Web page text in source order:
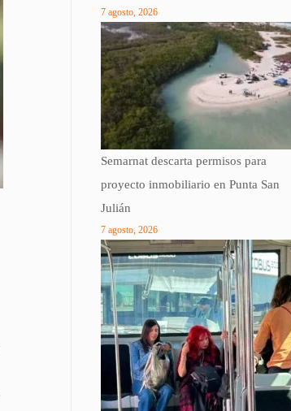
7 agosto, 2026
Semarnat descarta permisos para
proyecto inmobiliario en Punta San
Julián
7 agosto, 2026